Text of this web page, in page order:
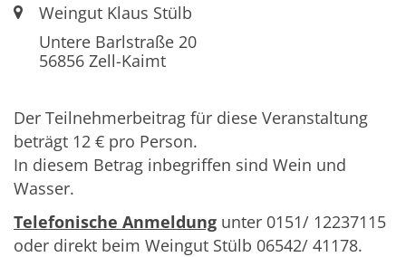
Ort:Weingut Klaus Stülb
Untere Barlstraße 20
56856 Zell-Kaimt
Der Teilnehmerbeitrag für diese Veranstaltung
beträgt 12 € pro Person.
In diesem Betrag inbegriffen sind Wein und
Wasser.
Telefonische Anmeldung unter 0151/ 12237115
oder direkt beim Weingut Stülb 06542/ 41178.